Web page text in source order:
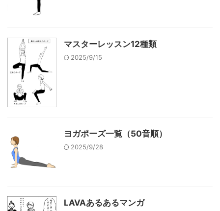
マスターレッスン12種類
2025/9/15
ヨガポーズ一覧（50音順）
2025/9/28
LAVAあるあるマンガ